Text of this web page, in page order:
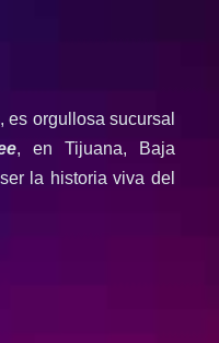
orgullosa sucursal
, en Tijuana, Baja
la historia viva del